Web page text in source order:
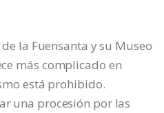
la Fuensanta y su Museo
más complicado en
está prohibido.
una procesión por las